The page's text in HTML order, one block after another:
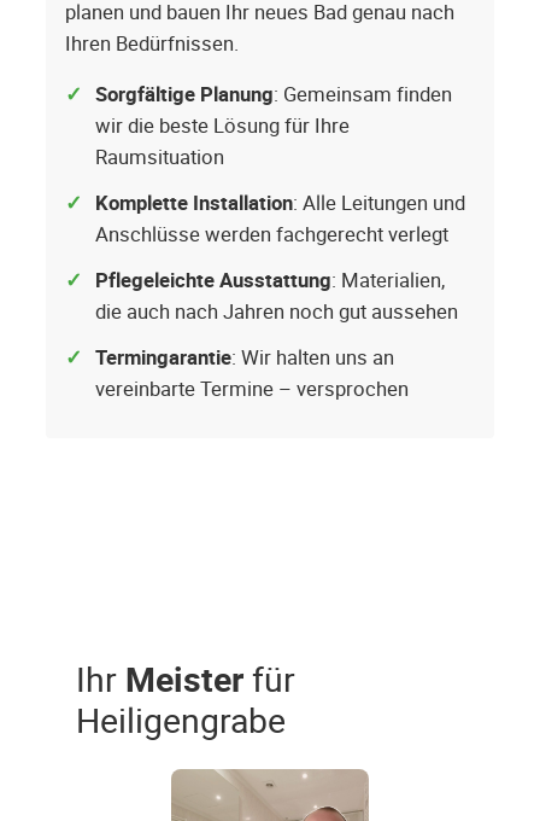
planen und bauen Ihr neues Bad genau nach
Ihren Bedürfnissen.
Sorgfältige Planung: Gemeinsam finden
wir die beste Lösung für Ihre
Raumsituation
Komplette Installation: Alle Leitungen und
Anschlüsse werden fachgerecht verlegt
Pflegeleichte Ausstattung: Materialien,
die auch nach Jahren noch gut aussehen
Termingarantie: Wir halten uns an
vereinbarte Termine – versprochen
Ihr Meisterfür
Heiligengrabe